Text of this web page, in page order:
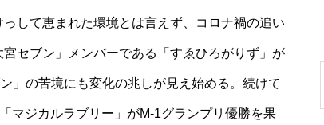
して恵まれた環境とは言えず、コロナ禍の追い
セブン」メンバーである「すゑひろがりず」が
」の苦境にも変化の兆しが見え始める。続けて
マジカルラブリー」がM-1グランプリ優勝を果